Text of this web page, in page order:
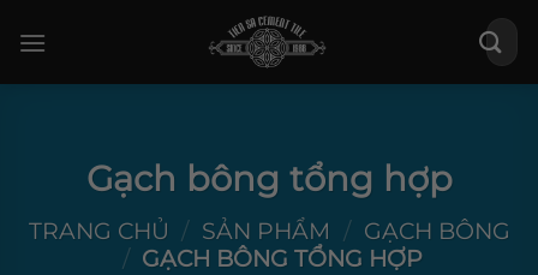
qua
Tìm
kiếm:
Gạch bông tổng hợp
TRANG CHỦ / SẢN PHẨM / GẠCH BÔNG
/ GẠCH BÔNG TỔNG HỢP